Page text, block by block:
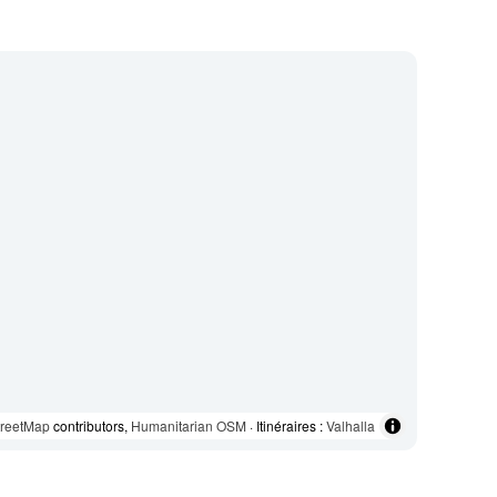
contributors, Humanitarian OSM · Itinéraires :Valhalla